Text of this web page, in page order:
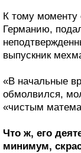
К тому моменту
Германию,
выпускник
«В начальные
обмолвился,
«чистым
Что ж, его
минимум,